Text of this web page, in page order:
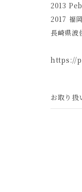
2013
2017 福
長崎県波
https://
お取り扱